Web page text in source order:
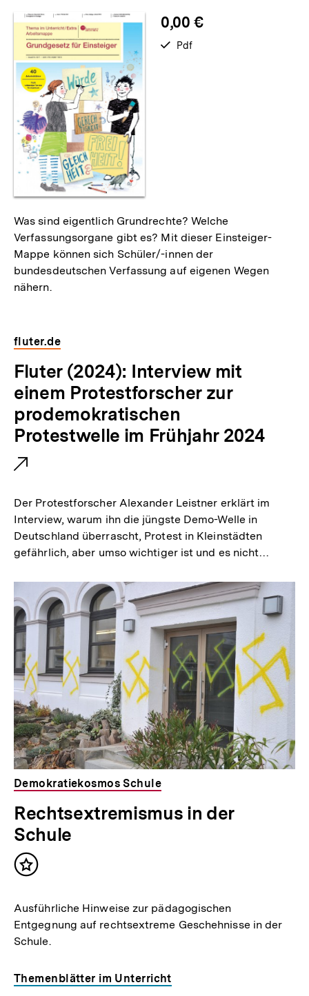
0,00 €
verfügbar
Pdf
Was sind eigentlich Grundrechte? Welche
Verfassungsorgane gibt es? Mit dieser Einsteiger-
Mappe können sich Schüler/-innen der
bundesdeutschen Verfassung auf eigenen Wegen
nähern.
fluter.de
E
x
t
e
r
n
e
r
L
i
n
k
:
Fluter (2024): Interview mit
einem Protestforscher zur
prodemokratischen
Protestwelle im Frühjahr 2024
Der Protestforscher Alexander Leistner erklärt im
Interview, warum ihn die jüngste Demo-Welle in
Deutschland überrascht, Protest in Kleinstädten
gefährlich, aber umso wichtiger ist und es nicht…
Demokratiekosmos Schule
Rechtsextremismus in der
Schule
Inhalt
Ausführliche Hinweise zur pädagogischen
Entgegnung auf rechtsextreme Geschehnisse in der
Schule.
Themenblätter im Unterricht